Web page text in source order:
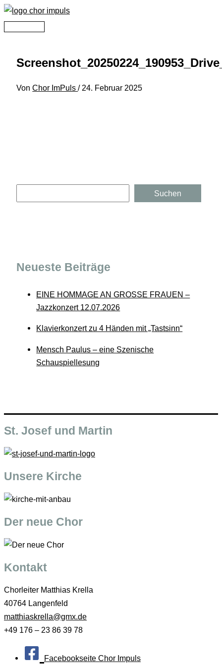
Zum
Inhalt
Hauptmenü
VonChor ImPuls/ 24. Februar 2025
Suchen
Neueste Beiträge
EINE HOMMAGE AN GROSSE FRAUEN –
Jazzkonzert 12.07.2026
Klavierkonzert zu 4 Händen mit „Tastsinn“
Mensch Paulus – eine Szenische
Schauspiellesung
St. Josef und Martin
Unsere Kirche
Der neue Chor
Kontakt
Chorleiter Matthias Krella
40764 Langenfeld
matthiaskrella@gmx.de
+49 176 – 23 86 39 78
Facebookseite Chor Impuls